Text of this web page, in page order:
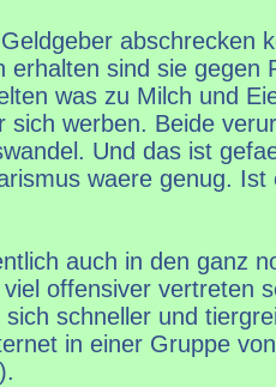
abschrecken
erhalten sind sie gegen
was zu Milch und
sich werben. Beide
Und das ist
waere genug. Ist
auch in den ganz
offensiver vertreten
schneller und
in einer Gruppe